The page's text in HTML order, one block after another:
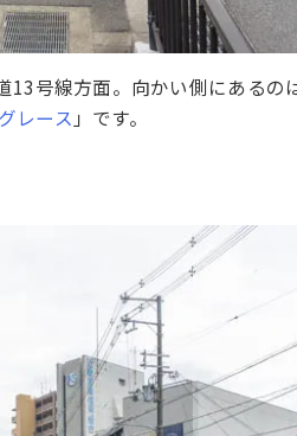
13号線方面。向かい側にあるの
レース 」です。